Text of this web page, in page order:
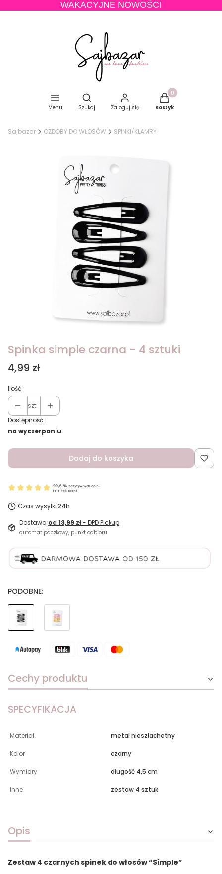
WAKACYJNE NOWOŚCI
Menu
Otwórz wyszukiwarkę
Szukaj Zaloguj się
Produkty w
Koszyk
Sajbazar OZDOBY DO WŁOSÓW SPINKI/KLAMRY
Spinka simple czarna - 4 sztuki
Cena
4,99 zł
Ilość
szt.
Dostępność:
na wyczerpaniu
Dodaj do koszyka
Czas wysyłki:24h
Dostawa od 13,99 zł- DPD Pickup
automat paczkowy, punkt odbioru
PODOBNE:
Cechy produktu
SPECYFIKACJA
Materiał metal nieszlachetny
Kolor czarny
Wymiary długość 4,5 cm
Inne zestaw 4 sztuk
Opis
Zestaw 4 czarnych spinek do włosów “Simple”